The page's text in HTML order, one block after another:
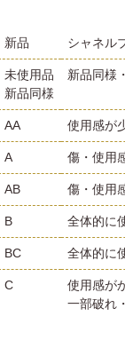
新品 シャネル
未使用品
新品同様
新品同様
AA 使用感が
A 傷・使用
AB 傷・使用
B 全体的に
BC 全体的に
C
使用感が
一部破れ